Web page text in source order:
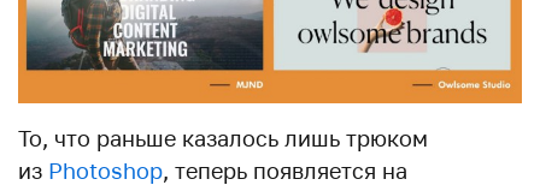
То, что раньше казалось лишь трюком
из Photoshop, теперь появляется на